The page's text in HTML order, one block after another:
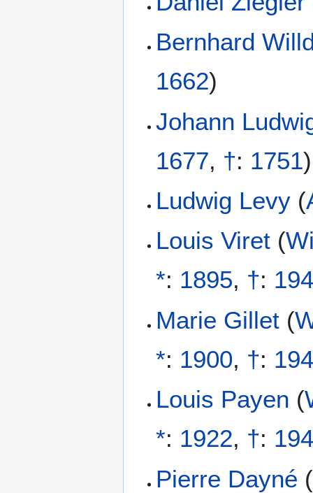
Bernhard
1662)
Johann
1677, †: 1751)
Ludwig Levy (
Louis Viret (
*: 1895, †:
Marie Gillet (
*: 1900, †:
Louis Payen (
*: 1922, †:
Pierre Dayné (